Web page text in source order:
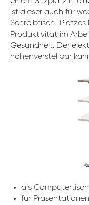
ist dieser auch für
Schreibtisch-Platzes
Produktivität im
Gesundheit. Der
höhenverstellbar
als
für